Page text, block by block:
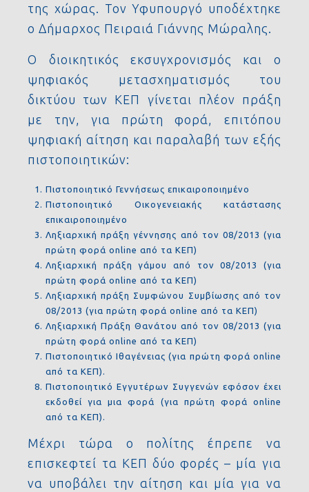
της χώρας. Τον Υφυπουργό υποδέχτηκε
ο Δήμαρχος Πειραιά Γιάννης Μώραλης.
Ο διοικητικός εκσυγχρονισμός και ο
ψηφιακός μετασχηματισμός του
δικτύου των ΚΕΠ γίνεται πλέον πράξη
με την, για πρώτη φορά, επιτόπου
ψηφιακή αίτηση και παραλαβή των εξής
πιστοποιητικών:
Πιστοποιητικό Γεννήσεως επικαιροποιημένο
Πιστοποιητικό Οικογενειακής κατάστασης
επικαιροποιημένο
Ληξιαρχική πράξη γέννησης από τον 08/2013 (για
πρώτη φορά online από τα ΚΕΠ)
Ληξιαρχική πράξη γάμου από τον 08/2013 (για
πρώτη φορά online από τα ΚΕΠ)
Ληξιαρχική πράξη Συμφώνου Συμβίωσης από τον
08/2013 (για πρώτη φορά online από τα ΚΕΠ)
Ληξιαρχική Πράξη Θανάτου από τον 08/2013 (για
πρώτη φορά online από τα ΚΕΠ)
Πιστοποιητικό Ιθαγένειας (για πρώτη φορά online
από τα ΚΕΠ).
Πιστοποιητικό Εγγυτέρων Συγγενών εφόσον έχει
εκδοθεί για μια φορά (για πρώτη φορά online
από τα ΚΕΠ).
Μέχρι τώρα ο πολίτης έπρεπε να
επισκεφτεί τα ΚΕΠ δύο φορές – μία για
να υποβάλει την αίτηση και μία για να